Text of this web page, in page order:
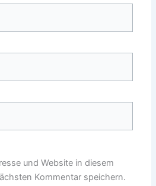
und Website in diesem
Kommentar speichern.